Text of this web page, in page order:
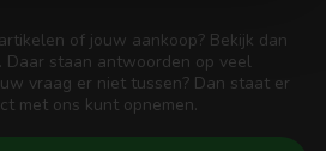
of jouw aankoop? Bekijk dan
Daar staan antwoorden op veel
vraag er niet tussen? Dan staat er
met ons kunt opnemen.